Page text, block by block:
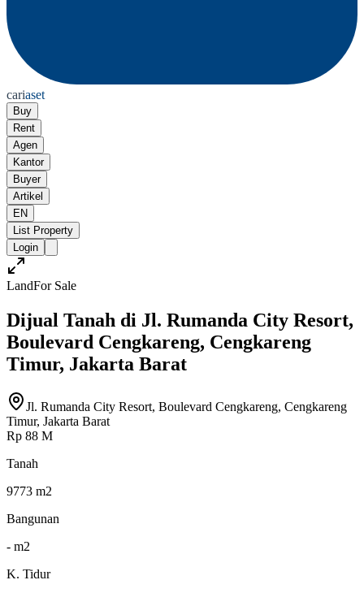
cariaset
Buy
Rent
Agen
Kantor
Buyer
Artikel
EN
List Property
Login
LandFor Sale
Dijual Tanah di Jl. Rumanda City Resort,
Boulevard Cengkareng, Cengkareng
Timur, Jakarta Barat
Jl. Rumanda City Resort, Boulevard Cengkareng, Cengkareng
Timur, Jakarta Barat
Rp 88 M
Tanah
9773 m2
Bangunan
- m2
K. Tidur